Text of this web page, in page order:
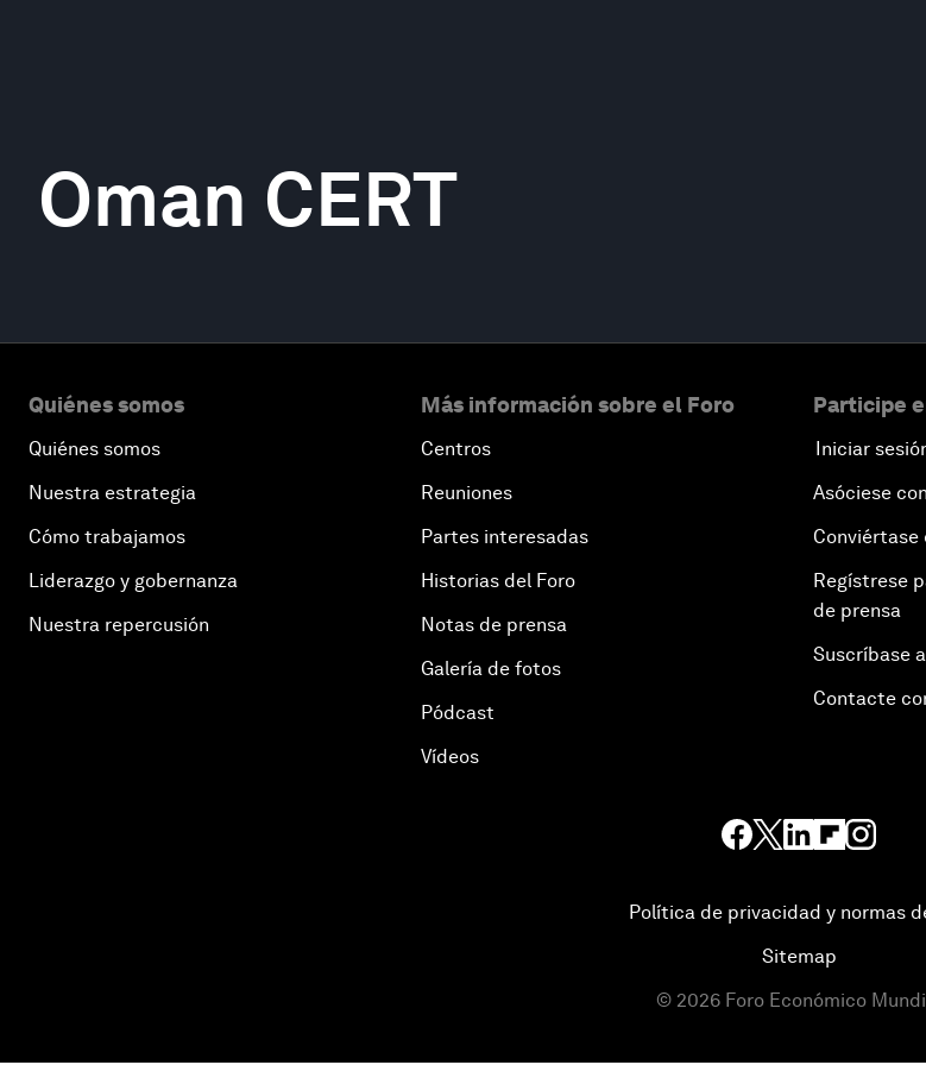
Oman CERT
Quiénes somos
Quiénes somos
Nuestra estrategia
Cómo trabajamos
Liderazgo y gobernanza
Nuestra repercusión
Más información sobre el Foro
Centros
Reuniones
Partes interesadas
Historias del Foro
Notas de prensa
Galería de fotos
Pódcast
Vídeos
Participe
Iniciar
Asóciese
Conviértase
Regístrese
de prensa
Suscríbase
Contacte
Política de privacidad y normas
Sitemap
© 2026 Foro Económico